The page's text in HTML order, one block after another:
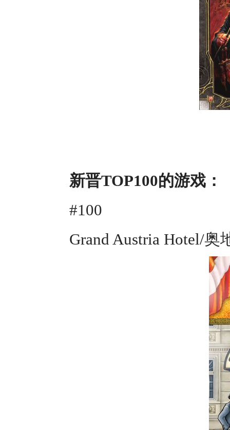
新晋TOP100的游戏：
#100
Grand Austria Hotel/